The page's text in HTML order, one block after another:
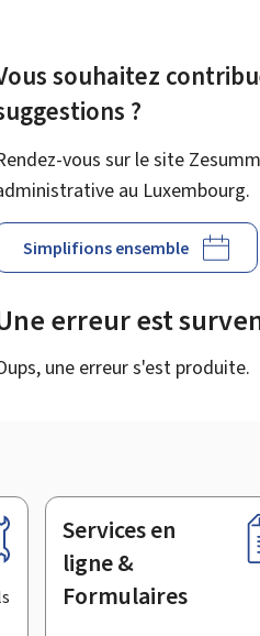
souhaitez
?
vous sur le site
au Luxembourg.
Simplifions ensemble
erreur est
une erreur s'est produite.
Services en
ligne &
Formulaires